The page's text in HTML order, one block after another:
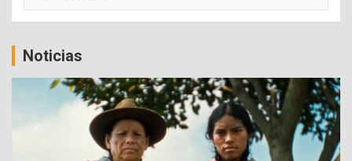
Noticias